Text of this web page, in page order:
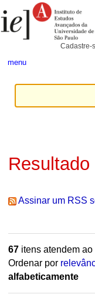
para
conteúdo.
Pessoais
Cadastre-
menu
Assinar um RSS
67itens atendem ao
Ordenar por
alfabeticamente